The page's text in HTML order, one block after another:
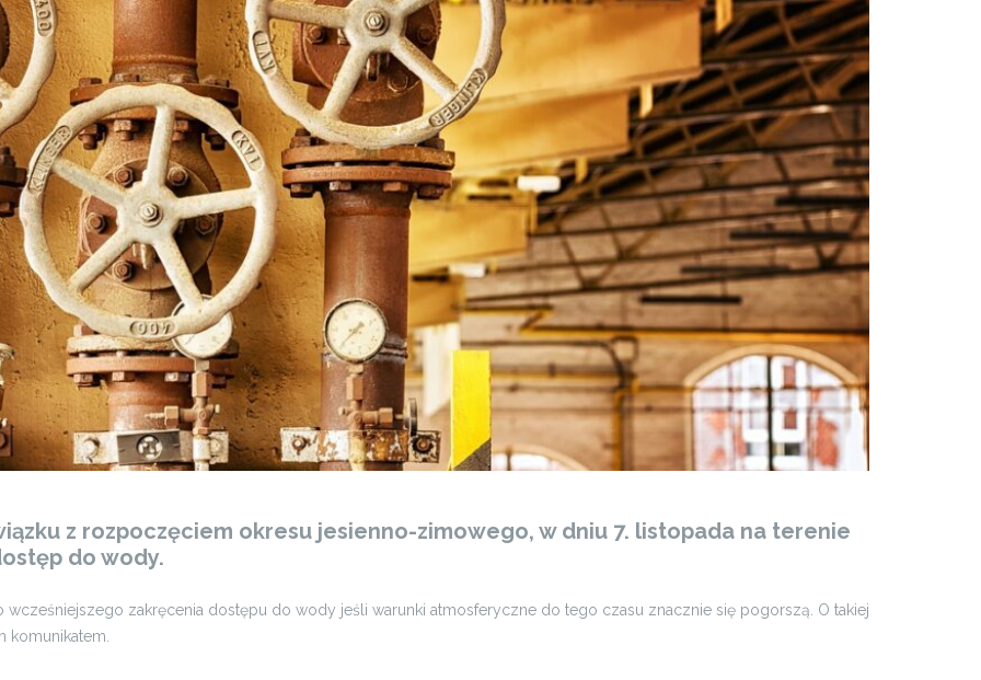
z rozpoczęciem okresu jesienno-zimowego, w dniu 7. listopada na terenie
do wody.
zakręcenia dostępu do wody jeśli warunki atmosferyczne do tego czasu znacznie się pogorszą. O takiej
komunikatem.